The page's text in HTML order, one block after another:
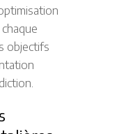
objectifs